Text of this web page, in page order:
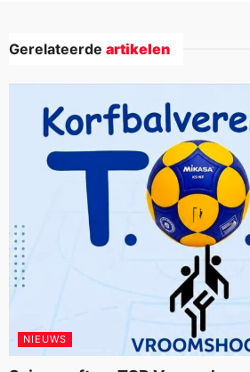
Gerelateerde artikelen
NIEUWS